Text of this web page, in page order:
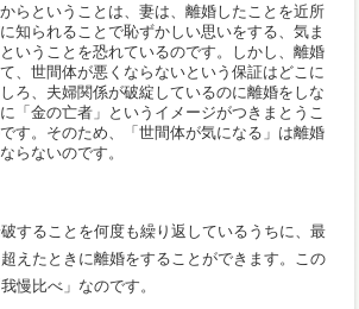
らということは、妻は、離婚したことを近所
知られることで恥ずかしい思いをする、気ま
いうことを恐れているのです。しかし、離婚
、世間体が悪くならないという保証はどこに
ろ、夫婦関係が破綻しているのに離婚をしな
「金の亡者」というイメージがつきまとうこ
す。そのため、「世間体が気になる」は離婚
らないのです。
することを何度も繰り返しているうちに、最
えたときに離婚をすることができます。この
慢比べ」なのです。